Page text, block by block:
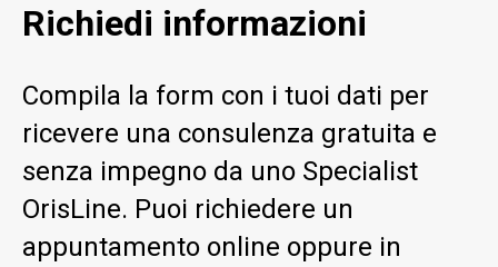
Richiedi informazioni
Compila la form con i tuoi dati per
ricevere una consulenza gratuita e
senza impegno da uno Specialist
OrisLine. Puoi richiedere un
appuntamento online oppure in